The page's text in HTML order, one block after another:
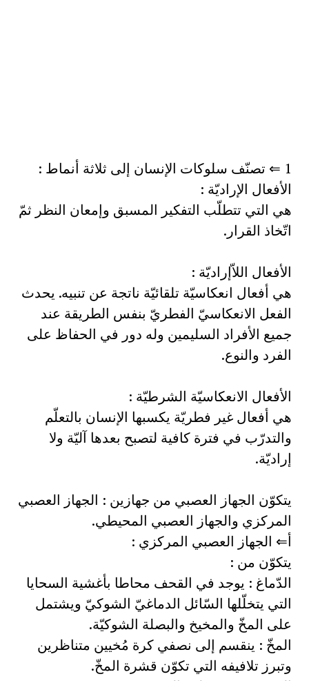
1 ⇐ تصنّف سلوكات الإنسان إلى ثلاثة أنماط :
الأفعال الإراديّة :
هي التي تتطلّب التفكير المسبق وإمعان النظر ثمّ
اتّخاذ القرار.
الأفعال اللاّإراديّة :
هي أفعال انعكاسيّة تلقائيّة ناتجة عن تنبيه. يحدث
الفعل الانعكاسيّ الفطريّ بنفس الطريقة عند
جميع الأفراد السليمين وله دور في الحفاظ على
الفرد والنوع.
الأفعال الانعكاسيّة الشرطيّة :
هي أفعال غير فطريّة يكسبها الإنسان بالتعلّم
والتدرّب في فترة كافية لتصبح بعدها آليّة ولا
إراديّة.
يتكوّن الجهاز العصبي من جهازين : الجهاز العصبي
المركزي والجهاز العصبي المحيطي.
أ‌⇐ الجهاز العصبي المركزي :
يتكوّن من :
الدّماغ : يوجد في القحف محاطا بأغشية السحايا
التي يتخلّلها السّائل الدماغيّ الشوكيّ ويشتمل
على المخّ والمخيخ والبصلة الشوكيّة.
المخّ : ينقسم إلى نصفي كرة مُخيين متناظرين
وتبرز تلافيفه التي تكوّن قشرة المخّ.